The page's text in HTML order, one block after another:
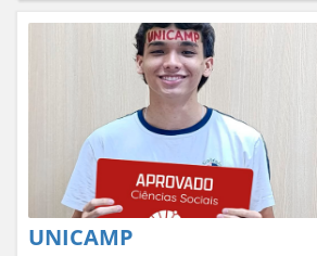
UNICAMP